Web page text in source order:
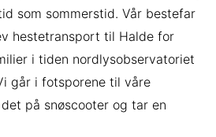
som sommerstid. Vår bestefar
hestetransport til Halde for
i tiden nordlysobservatoriet
går i fotsporene til våre
på snøscooter og tar en